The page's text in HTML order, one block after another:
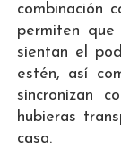
combinación
permiten
sientan el
estén, así
sincronizan
hubieras
casa.